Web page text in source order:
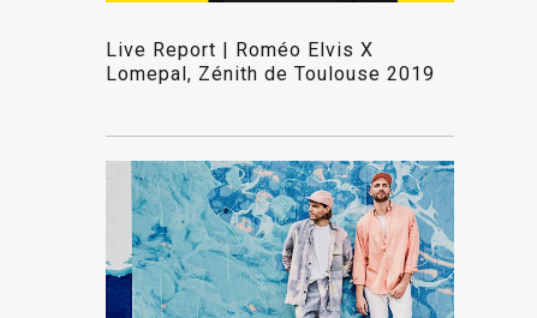
Live Report | Roméo Elvis X
Lomepal, Zénith de Toulouse 2019